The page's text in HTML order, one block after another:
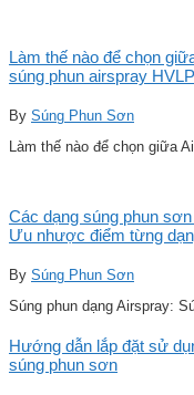
Làm thế nào để chọn
súng phun airspray HVLP
By Súng Phun Sơn
Làm thế nào để chọn giữa
Các dạng súng phun
Ưu nhược điểm từng
By Súng Phun Sơn
Súng phun dạng Airspray:
Hướng dẫn lắp đặt sử
súng phun sơn